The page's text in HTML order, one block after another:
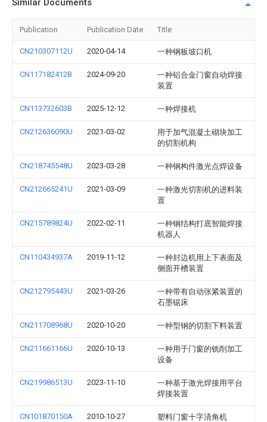
Similar Documents
Publication Publication Date Title
CN210307112U 2020-04-14 一种钢板坡口机
CN117182412B 2024-09-20
一种铝合金门窗自动焊接
装置
CN113732603B 2025-12-12 一种焊接机
CN212636090U 2021-03-02
用于加气混凝土砌块加工
的切割机构
CN218745548U 2023-03-28 一种钢构件激光点焊设备
CN212665241U 2021-03-09
一种激光切割机的进料装
置
CN215789824U 2022-02-11
一种钢结构打底智能焊接
机器人
CN110434937A 2019-11-12
一种封边机用上下表面及
侧面开槽装置
CN212795443U 2021-03-26
一种带有自动张紧装置的
石墨锯床
CN211708968U 2020-10-20 一种型钢的切割下料装置
CN211661166U 2020-10-13
一种用于门窗的铣削加工
设备
CN219986513U 2023-11-10
一种基于激光焊接用平台
焊接装置
CN101870150A 2010-10-27 塑料门窗十字清角机